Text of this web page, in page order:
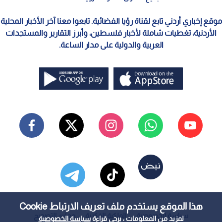
هذا الموقع يستخدم ملف تعريف الارتباط Cookie
لمزيد من المعلومات ، يرجى قراءةسياسة الخصوصية
موقع إخباري أردني تابع لقناة رؤيا الفضائية. تابعوا معنا آخر الأخبار المحلية
الأردنية، تغطيات شاملة لأخبار فلسطين، وأبرز التقارير والمستجدات
العربية والدولية على مدار الساعة.
سياسة الخصوصية الملكية الفكرية معايير التصحيح